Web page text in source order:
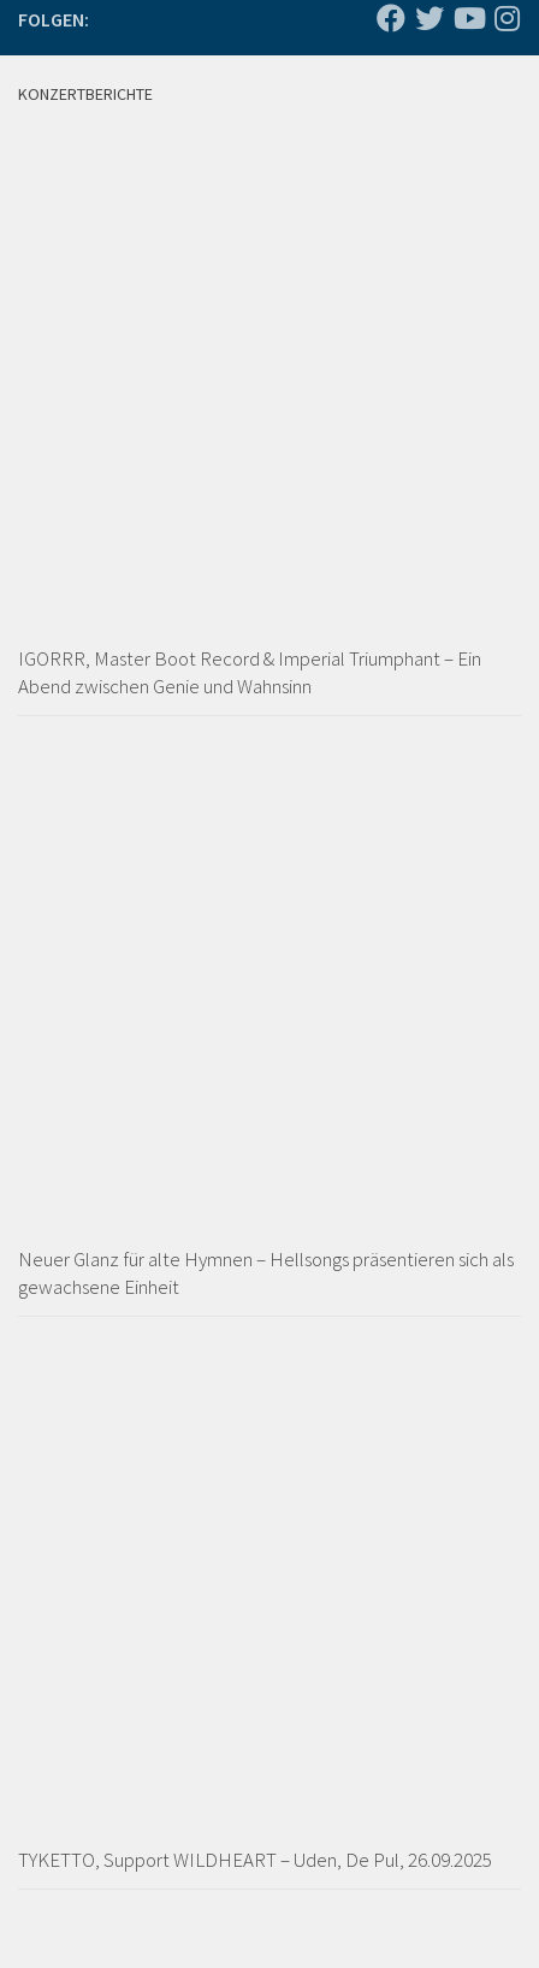
FOLGEN:
KONZERTBERICHTE
IGORRR, Master Boot Record & Imperial Triumphant – Ein
Abend zwischen Genie und Wahnsinn
Neuer Glanz für alte Hymnen – Hellsongs präsentieren sich als
gewachsene Einheit
TYKETTO, Support WILDHEART – Uden, De Pul, 26.09.2025